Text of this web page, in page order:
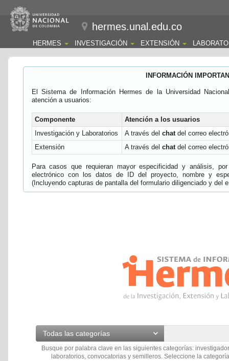
hermes.unal.edu.co
HERMES INVESTIGACIÓN EXTENSIÓN
INFORMACIÓN
El Sistema de Información Hermes de la Universidad
atención a usuarios:
Componente
Atención a los usuarios
Investigación y Laboratorios
A través del chatdel correo
Extensión
A través del chatdel correo
Para casos que requieran mayor especificidad y análisis,
electrónico con los datos de ID del proyecto, nombre y
(Incluyendo capturas de pantalla del formulario diligenciado y del
Todas las categorías
Busque por palabra clave en las siguientes categorías:
laboratorios, convocatorias y semilleros. Seleccione la